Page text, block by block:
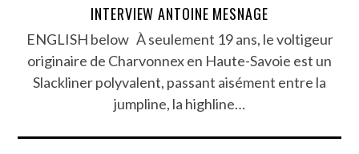
INTERVIEW ANTOINE MESNAGE
ENGLISH below À seulement 19 ans, le voltigeur
originaire de Charvonnex en Haute-Savoie est un
Slackliner polyvalent, passant aisément entre la
jumpline, la highline…